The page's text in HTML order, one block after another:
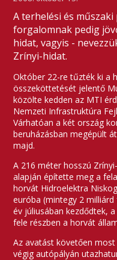
A terhelési és
forgalomnak pedig
hidat, vagyis -
Zrínyi-hidat.
Október 22-re tűzték ki a
összeköttetését jelentő
közölte kedden az MTI
Nemzeti Infrastruktúra
Várhatóan a két ország
beruházásban megépült
majd.
A 216 méter hosszú
alapján építette meg a
horvát Hidroelektra
euróba (mintegy 2
év júliusában kezdődtek,
fele részben a horvát
Az avatást követően
végig autópályán